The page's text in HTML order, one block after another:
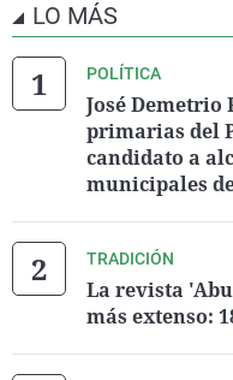
LO MÁS
POLÍTICA
José Demetrio
primarias del
candidato a
municipales
TRADICIÓN
La revista
más extenso: